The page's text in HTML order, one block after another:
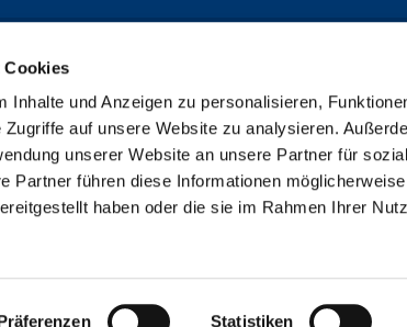
Cookies
Inhalte und Anzeigen zu personalisieren,
auf unsere Website zu analysieren.
unserer Website an unsere Partner für
Partner führen diese Informationen
haben oder die sie im Rahmen Ihrer
Statistiken
Lichtenberg Berlin-Mitte · Yorckstr. 88C, 10965 Berlin
Kontaktinformationen Impressum